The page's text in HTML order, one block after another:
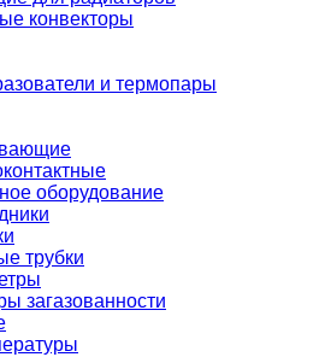
конвекторы
и термопары
оборудование
трубки
загазованности